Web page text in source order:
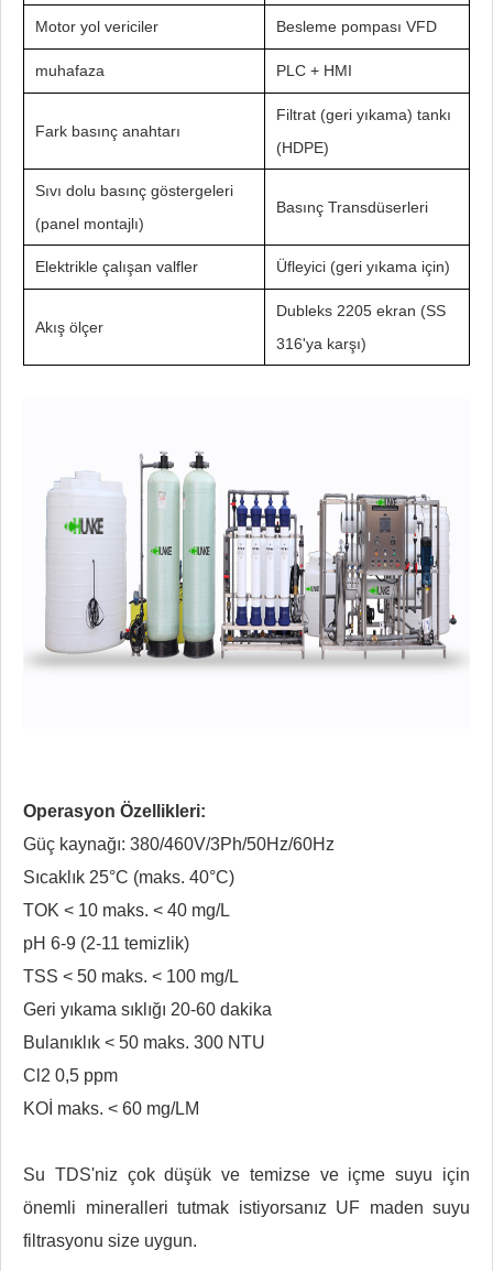
Motor yol vericiler Besleme pompası VFD
muhafaza PLC + HMI
Fark basınç anahtarı
Filtrat (geri yıkama) tankı
(HDPE)
Sıvı dolu basınç göstergeleri
(panel montajlı)
Basınç Transdüserleri
Elektrikle çalışan valfler Üfleyici (geri yıkama için)
Akış ölçer
Dubleks 2205 ekran (SS
316'ya karşı)
Operasyon Özellikleri:
Güç kaynağı: 380/460V/3Ph/50Hz/60Hz
Sıcaklık 25°C (maks. 40°C)
TOK < 10 maks. < 40 mg/L
pH 6-9 (2-11 temizlik)
TSS < 50 maks. < 100 mg/L
Geri yıkama sıklığı 20-60 dakika
Bulanıklık < 50 maks. 300 NTU
Cl2 0,5 ppm
KOİ maks. < 60 mg/LM
Su TDS'niz çok düşük ve temizse ve içme suyu için
önemli mineralleri tutmak istiyorsanız UF maden suyu
filtrasyonu size uygun.